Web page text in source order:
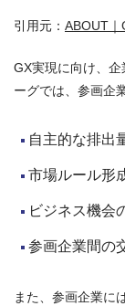
引用元： ABOUT｜
GX実現に向け、
ーグでは、参画企
自主的な排出
市場ルール形
ビジネス機会
参画企業間の
また、参画企業に